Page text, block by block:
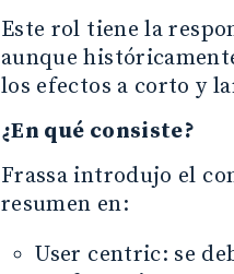
Este rol tiene la
aunque
los efectos a corto y
¿En qué consiste?
Frassa introdujo el
resumen en:
User centric: se